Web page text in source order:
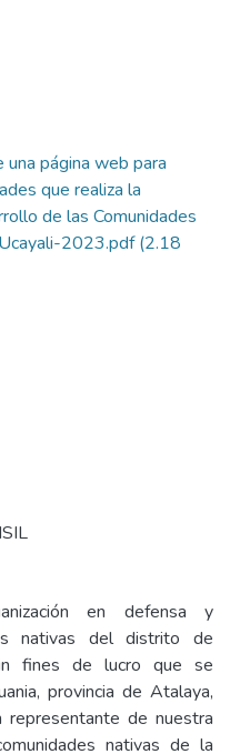
página web para
que realiza la
de las Comunidades
2023.pdf(2.18
en defensa y
nativas del distrito de
fines de lucro que se
provincia de Atalaya,
de nuestra
nativas de la